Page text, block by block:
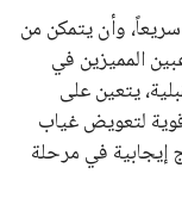
داخل القارة
إلى إنفانتينو
ذلك على الجدول
الدوري الإسباني،
تضر بصناعة